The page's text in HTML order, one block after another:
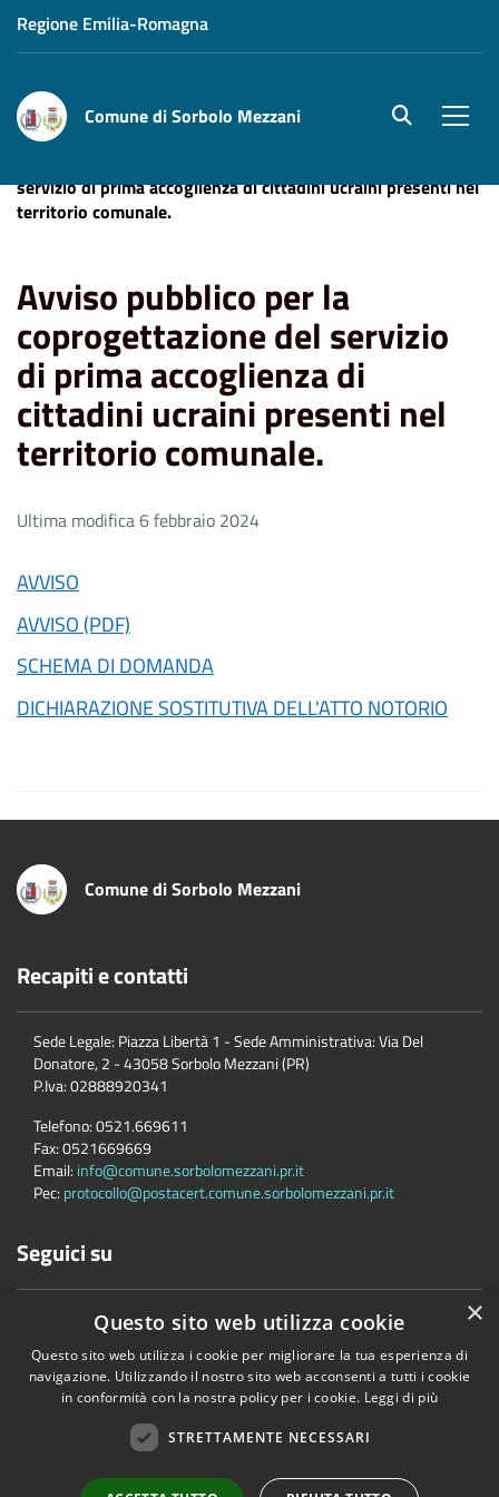
Regione Emilia-Romagna
Comune di Sorbolo Mezzani site.searc
servizio di prima accoglienza di cittadini ucraini presenti nel
territorio comunale.
Avviso pubblico per la
coprogettazione del servizio
di prima accoglienza di
cittadini ucraini presenti nel
territorio comunale.
Ultima modifica 6 febbraio 2024
AVVISO
AVVISO (PDF)
SCHEMA DI DOMANDA
DICHIARAZIONE SOSTITUTIVA DELL'ATTO NOTORIO
Comune di Sorbolo Mezzani
Recapiti e contatti
Sede Legale: Piazza Libertà 1 - Sede Amministrativa: Via Del
Donatore, 2 - 43058 Sorbolo Mezzani (PR)
P.Iva:02888920341
Telefono:0521.669611
Fax:0521669669
Email: info@comune.sorbolomezzani.pr.it
Pec: protocollo@postacert.comune.sorbolomezzani.pr.it
Seguici su
Accessibilità
Municipium•Accesso redazione
×
Questo sito web utilizza cookie
Questo sito web utilizza i cookie per migliorare la tua esperienza di
navigazione. Utilizzando il nostro sito web acconsenti a tutti i cookie
in conformità con la nostra policy per i cookie. Leggi di più
STRETTAMENTE NECESSARI